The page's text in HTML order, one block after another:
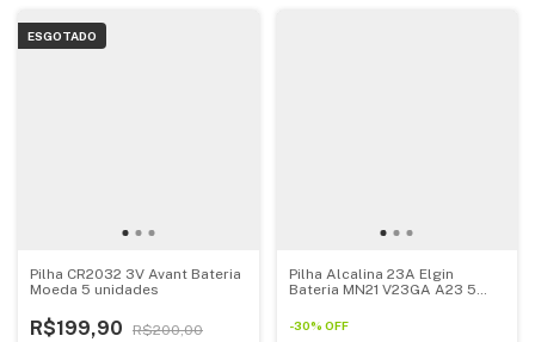
ESGOTADO
Pilha CR2032 3V Avant Bateria
Moeda 5 unidades
R$199,90 R$200,00
Pilha Alcalina 23A Elgin
Bateria MN21 V23GA A23 5
-30% OFF